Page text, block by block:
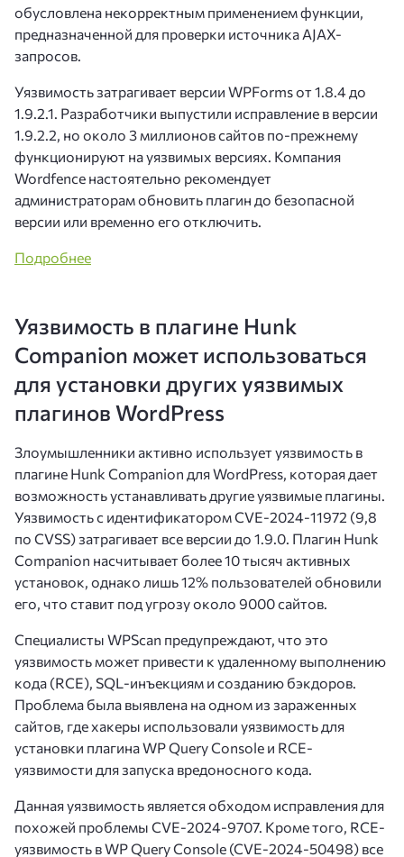
обусловлена некорректным применением функции,
предназначенной для проверки источника AJAX-
запросов.
Уязвимость затрагивает версии WPForms от 1.8.4 до
1.9.2.1. Разработчики выпустили исправление в версии
1.9.2.2, но около 3 миллионов сайтов по-прежнему
функционируют на уязвимых версиях. Компания
Wordfence настоятельно рекомендует
администраторам обновить плагин до безопасной
версии или временно его отключить.
Подробнее
Уязвимость в плагине Hunk
Companion может использоваться
для установки других уязвимых
плагинов WordPress
Злоумышленники активно использует уязвимость в
плагине Hunk Companion для WordPress, которая дает
возможность устанавливать другие уязвимые плагины.
Уязвимость с идентификатором CVE-2024-11972 (9,8
по CVSS) затрагивает все версии до 1.9.0. Плагин Hunk
Companion насчитывает более 10 тысяч активных
установок, однако лишь 12% пользователей обновили
его, что ставит под угрозу около 9000 сайтов.
Специалисты WPScan предупреждают, что это
уязвимость может привести к удаленному выполнению
кода (RCE), SQL-инъекциям и созданию бэкдоров.
Проблема была выявлена на одном из зараженных
сайтов, где хакеры использовали уязвимость для
установки плагина WP Query Console и RCE-
уязвимости для запуска вредоносного кода.
Данная уязвимость является обходом исправления для
похожей проблемы CVE-2024-9707. Кроме того, RCE-
уязвимость в WP Query Console (CVE-2024-50498) все